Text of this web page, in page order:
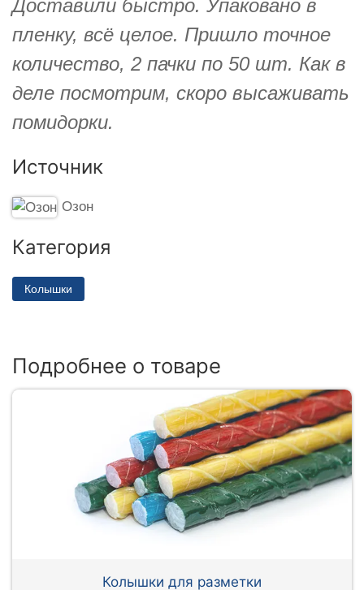
Доставили быстро. Упаковано в
пленку, всё целое. Пришло точное
количество, 2 пачки по 50 шт. Как в
деле посмотрим, скоро высаживать
помидорки.
Источник
Озон
Категория
Колышки
Подробнее о товаре
Колышки для разметки